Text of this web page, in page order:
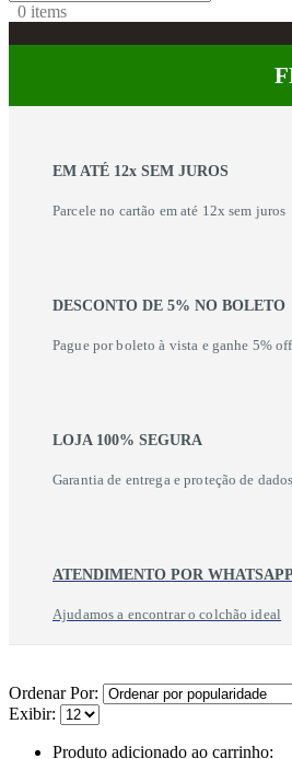
0 items
EM ATÉ 12x SEM JUROS
Parcele no cartão em até 12x sem juros
DESCONTO DE 5% NO BOLETO
Pague por boleto à vista e ganhe 5% off
LOJA 100% SEGURA
Garantia de entrega e proteção de dados
ATENDIMENTO POR WHATSAPP
Ajudamos a encontrar o colchão ideal
Ordenar Por:
Exibir:
Produto adicionado ao carrinho: